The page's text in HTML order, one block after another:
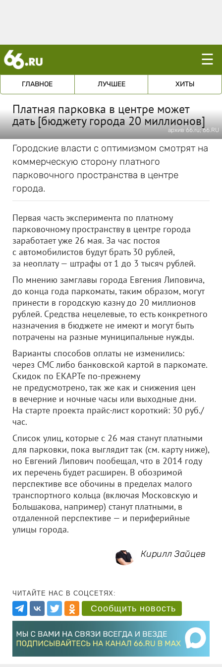
☰
ГЛАВНОЕ ЛУЧШЕЕ ХИТЫ
Платная парковка в центре может
дать [бюджету города 20 миллионов]
архив 66.ru; 66.RU
Городские власти с оптимизмом смотрят на
коммерческую сторону платного
парковочного пространства в центре
города.
Первая часть эксперимента по платному
парковочному пространству в центре города
заработает уже 26 мая. За час постоя
с автомобилистов будут брать 30 рублей,
за неоплату — штрафы от 1 до 3 тысяч рублей.
По мнению замглавы города Евгения Липовича,
до конца года паркоматы, таким образом, могут
принести в городскую казну до 20 миллионов
рублей. Средства нецелевые, то есть конкретного
назначения в бюджете не имеют и могут быть
потрачены на разные муниципальные нужды.
Варианты способов оплаты не изменились:
через СМС либо банковской картой в паркомате.
Скидок по ЕКАРТе по-прежнему
не предусмотрено, так же как и снижения цен
в вечерние и ночные часы или выходные дни.
На старте проекта прайс-лист короткий: 30 руб./
час.
Список улиц, которые с 26 мая станут платными
для парковки, пока выглядит так (см. карту ниже),
но Евгений Липович пообещал, что в 2014 году
их перечень будет расширен. В обозримой
перспективе все обочины в пределах малого
транспортного кольца (включая Московскую и
Большакова, например) станут платными, в
отдаленной перспективе — и периферийные
улицы города.
Кирилл Зайцев
ЧИТАЙТЕ НАС В СОЦСЕТЯХ:
Сообщить новость